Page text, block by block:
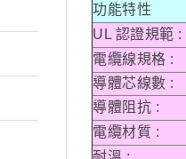
功能特性
UL 認證規範 :
電纜線規格 :
導體芯線數 :
導體阻抗 :
電纜材質 :